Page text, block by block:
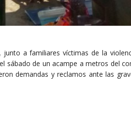
a familiares víctimas de la
sábado de un acampe a metros del
demandas y reclamos ante las